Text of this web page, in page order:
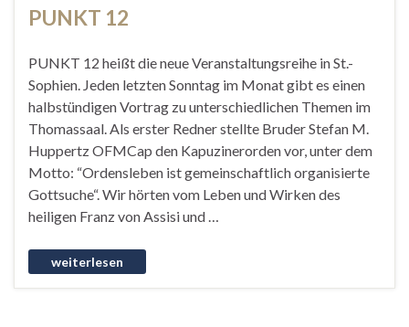
PUNKT 12
PUNKT 12 heißt die neue Veranstaltungsreihe in St.-
Sophien. Jeden letzten Sonntag im Monat gibt es einen
halbstündigen Vortrag zu unterschiedlichen Themen im
Thomassaal. Als erster Redner stellte Bruder Stefan M.
Huppertz OFMCap den Kapuzinerorden vor, unter dem
Motto: “Ordensleben ist gemeinschaftlich organisierte
Gottsuche“. Wir hörten vom Leben und Wirken des
heiligen Franz von Assisi und …